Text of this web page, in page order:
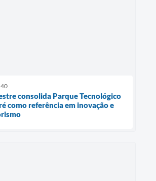
consolida Parque Tecnológico
como referência em inovação e